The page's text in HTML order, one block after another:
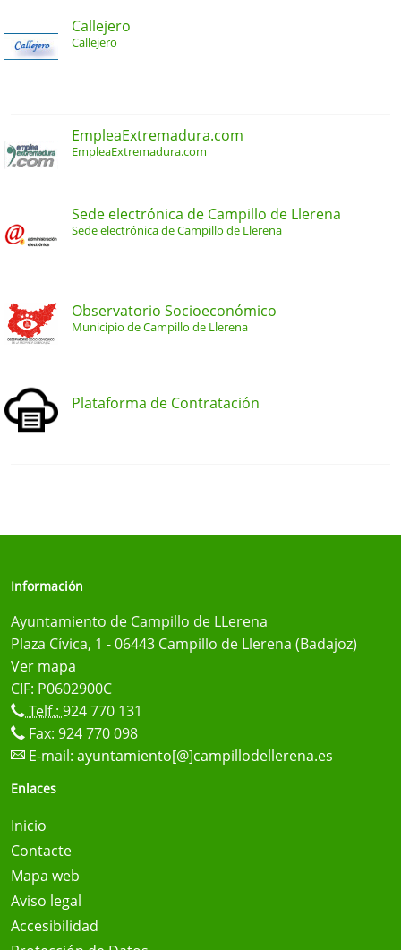
Callejero
Callejero
EmpleaExtremadura.com
EmpleaExtremadura.com
Sede electrónica de Campillo de Llerena
Sede electrónica de Campillo de Llerena
Observatorio Socioeconómico
Municipio de Campillo de Llerena
Plataforma de Contratación
Información
Ayuntamiento de Campillo de LLerena
Plaza Cívica, 1 - 06443 Campillo de Llerena (Badajoz)
Ver mapa
CIF: P0602900C
Telf.: 924 770 131
Fax: 924 770 098
E-mail: ayuntamiento[@]campillodellerena.es
Enlaces
Inicio
Contacte
Mapa web
Aviso legal
Accesibilidad